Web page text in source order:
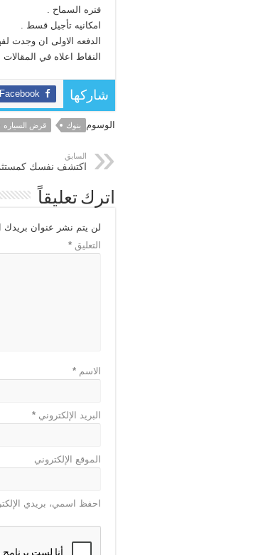
فتره السماح .
امكانيه تأجيل قسط .
الدفعه الاولى ان وجدت
النقاط اعلاه في المقالات
شاركها Facebook
الوسوم بنوك قرض السياره
السابق
اكتشف نفسك
اترك تعليقاً
لن يتم نشر عنوان بريدك
التعليق *
الاسم *
البريد الإلكتروني *
الموقع الإلكتروني
احفظ اسمي، بريدي